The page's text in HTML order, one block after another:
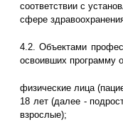
соответствии с
сфере
4.2. Объектами
освоивших программу
физические лица
18 лет (далее -
взрослые);